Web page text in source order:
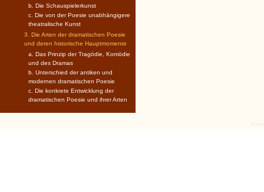
b. Die Schauspielerkunst
c. Die von der Poesie unabhängigere
theatralische Kunst
3. Die Arten der dramatischen Poesie
und deren historische Hauptmomente
a. Das Prinzip der Tragödie, Komödie
und des Dramas
b. Unterschied der antiken und
modernen dramatischen Poesie
c. Die konkrete Entwicklung der
dramatischen Poesie und ihrer Arten